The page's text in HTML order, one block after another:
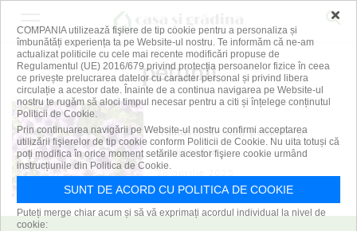
petunii
Frumuseți de vară: petuniile și
îngrijirea lor
28 aprilie 2025
×
COMPANIA utilizează fişiere de tip cookie pentru a personaliza și
îmbunătăți experiența ta pe Website-ul nostru. Te informăm că ne-am
actualizat politicile cu cele mai recente modificări propuse de
Regulamentul (UE) 2016/679 privind protecția persoanelor fizice în ceea
ce privește prelucrarea datelor cu caracter personal și privind libera
circulație a acestor date. Înainte de a continua navigarea pe Website-ul
nostru te rugăm să aloci timpul necesar pentru a citi și înțelege conținutul
Politicii de Cookie.
Prin continuarea navigării pe Website-ul nostru confirmi acceptarea
utilizării fişierelor de tip cookie conform Politicii de Cookie. Nu uita totuși că
poți modifica în orice moment setările acestor fişiere cookie urmând
instrucțiunile din Politica de Cookie.
SUNT DE ACORD CU POLITICA DE COOKIE
Puteți merge chiar acum și să vă exprimați acordul individual la nivel de
cookie: